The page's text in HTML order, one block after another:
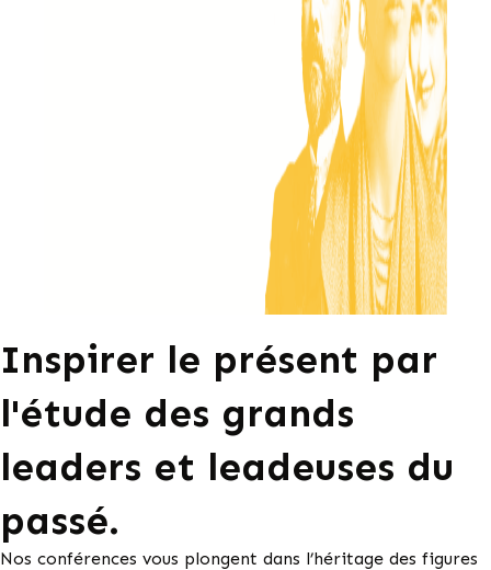
Inspirer le présent par
l'étude des grands
leaders et leadeuses du
passé.
Nos conférences vous plongent dans l’héritage des figures